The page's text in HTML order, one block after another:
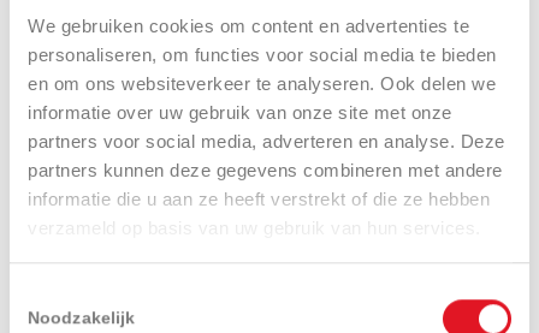
We gebruiken cookies om content en advertenties te
personaliseren, om functies voor social media te bieden
en om ons websiteverkeer te analyseren. Ook delen we
informatie over uw gebruik van onze site met onze
partners voor social media, adverteren en analyse. Deze
partners kunnen deze gegevens combineren met andere
informatie die u aan ze heeft verstrekt of die ze hebben
verzameld op basis van uw gebruik van hun services.
Noodzakelijk
Iseki
Neem contact op
Routebeschrijving